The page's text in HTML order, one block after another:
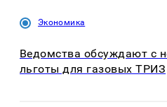
Экономика
Ведомства обсуждают с
льготы для газовых ТРИЗ